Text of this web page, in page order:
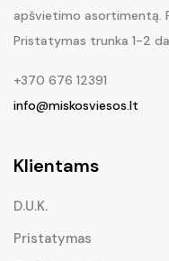
apšvietimo asortimentą.
Pristatymas trunka 1-2
+370 676 12391
info@miskosviesos.lt
Klientams
D.U.K.
Pristatymas